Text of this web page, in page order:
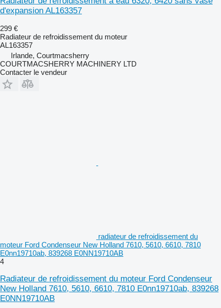
d'expansion AL163357
299 €
Radiateur de refroidissement du moteur
AL163357
Irlande, Courtmacsherry
COURTMACSHERRY MACHINERY LTD
Contacter le vendeur
radiateur de refroidissement du
moteur Ford Condenseur New Holland 7610, 5610, 6610, 7810
E0nn19710ab, 839268 E0NN19710AB
4
Radiateur de refroidissement du moteur Ford Condenseur
New Holland 7610, 5610, 6610, 7810 E0nn19710ab, 839268
E0NN19710AB